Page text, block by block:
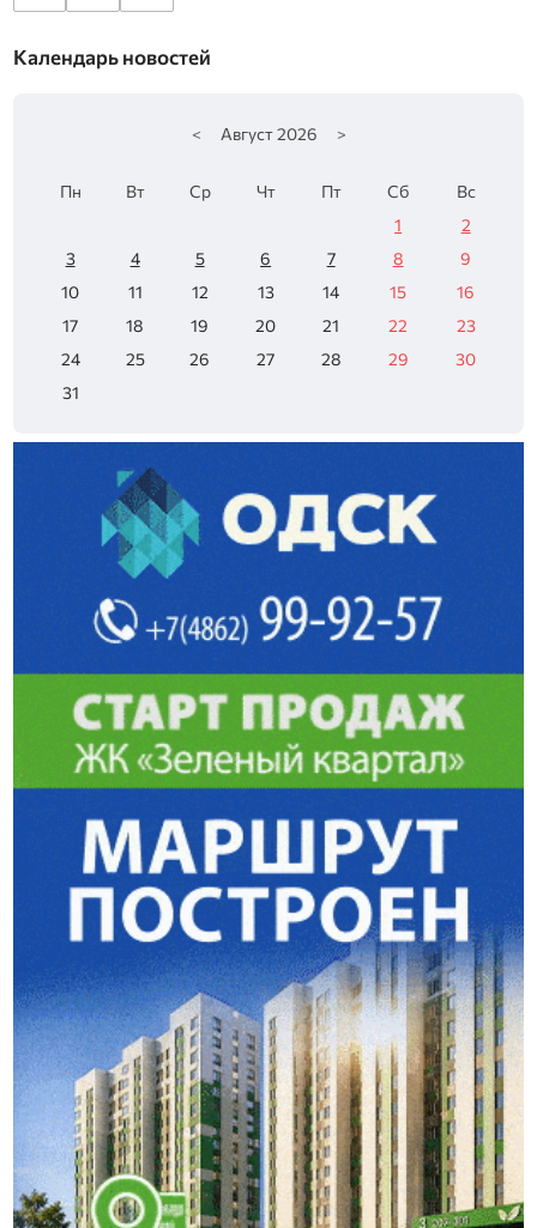
Календарь новостей
< Август 2026 >
Пн Вт Ср Чт Пт Сб
Вс
1
2
3
4 5 6 7 8
9
10
11 12 13 14 15
16
17
18 19 20 21 22
23
24
25 26 27 28 29
30
31